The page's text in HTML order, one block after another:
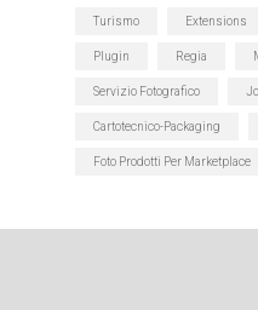
Turismo Extensions
Plugin Regia
Servizio Fotografico
Cartotecnico-Packaging
Foto Prodotti Per Marketplace